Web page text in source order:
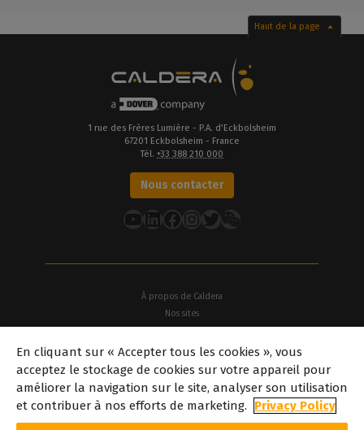
Haut de la page
1 rue des Frères Lumière - P.A. d’Eckbolsheim
67201 Eckbolsheim - France
Tél. +33 388 210 000
Nous contacter
YouTube
LinkedIn
Facebook
Instagram
Twitter
À propos de Caldera
Nos sites
Offres d'emploi
Partenaires
caldera.com © 2026 — Tous droits réservés. Toutes les marques
commerciales, logos et noms de marque mentionnés sur ce site
web sont la propriété de leurs détenteurs respectifs. Toutes les
En cliquant sur « Accepter tous les cookies », vous
acceptez le stockage de cookies sur votre appareil pour
améliorer la navigation sur le site, analyser son utilisation
et contribuer à nos efforts de marketing.
Privacy Policy